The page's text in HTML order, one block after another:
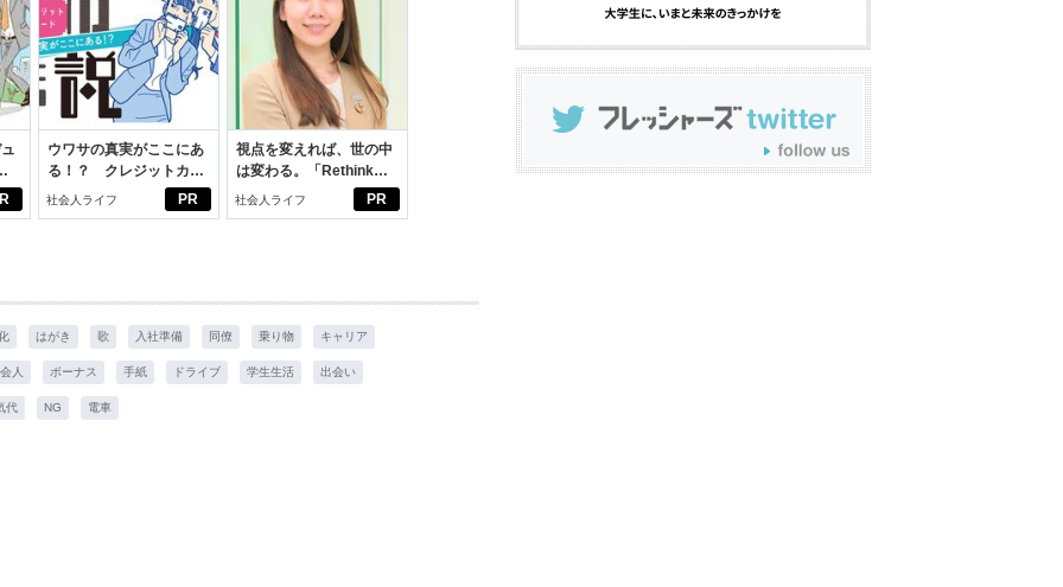
PR
ウワサの真実がここにあ
る！？ クレジットカー
ドの都市伝説
社会人ライフ PR
視点を変えれば、世の中
は変わる。「Rethink
PROJECT」がつたえた
社会人ライフ
はがき 歌 入社準備 同僚 乗り物 キャリア
人 ボーナス 手紙 ドライブ 学生生活 出会い
代 NG 電車